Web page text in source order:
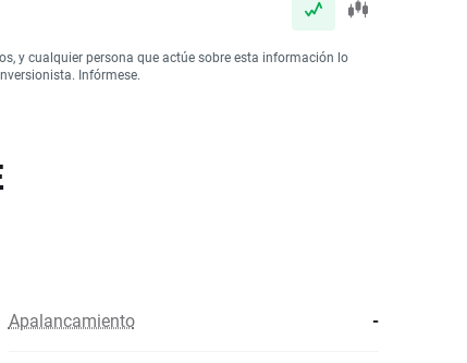
y cualquier persona que actúe sobre esta información lo
Infórmese.
Apalancamiento -